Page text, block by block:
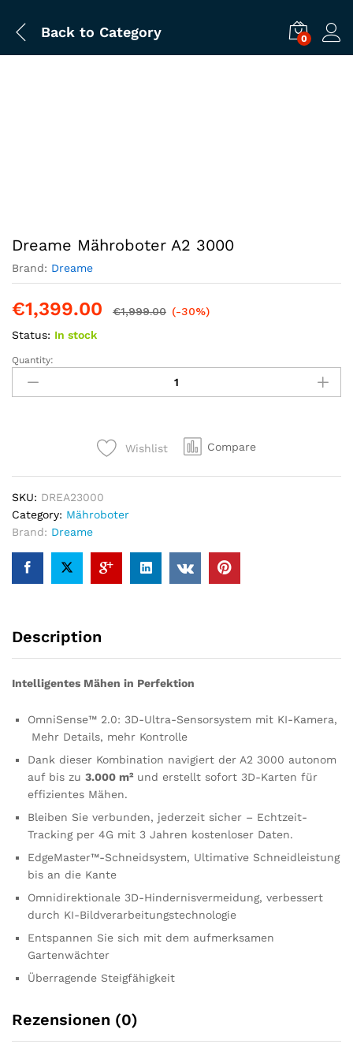
Back to Category 0
Dreame Mähroboter A2 3000
Brand: Dreame
€1,399.00 €1,999.00 (-30%)
Status: In stock
Dreame
Mähroboter
A2
Quantity:
Wishlist Compare
SKU: DREA23000
Category: Mähroboter
Brand: Dreame
Description
Intelligentes Mähen in Perfektion
OmniSense™ 2.0: 3D-Ultra-Sensorsystem mit KI-Kamera,
Mehr Details, mehr Kontrolle
Dank dieser Kombination navigiert der A2 3000 autonom
auf bis zu 3.000 m²und erstellt sofort 3D-Karten für
effizientes Mähen.
Bleiben Sie verbunden, jederzeit sicher – Echtzeit-
Tracking per 4G mit 3 Jahren kostenloser Daten.
EdgeMaster™-Schneidsystem, Ultimative Schneidleistung
bis an die Kante
Omnidirektionale 3D-Hindernisvermeidung, verbessert
durch KI-Bildverarbeitungstechnologie
Entspannen Sie sich mit dem aufmerksamen
Gartenwächter
Überragende Steigfähigkeit
Rezensionen (0)